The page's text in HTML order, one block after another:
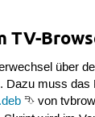
TV-
über
Dazu muss das
⮷ von